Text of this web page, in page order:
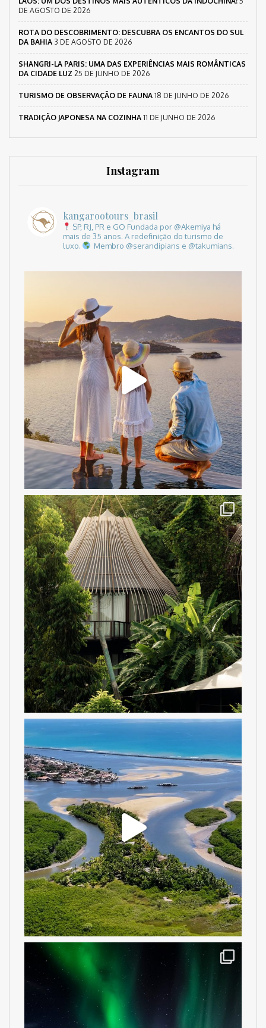
DE AGOSTO DE 2026
ROTA DO DESCOBRIMENTO: DESCUBRA OS ENCANTOS DO SUL
DA BAHIA 3 DE AGOSTO DE 2026
SHANGRI-LA PARIS: UMA DAS EXPERIÊNCIAS MAIS ROMÂNTICAS
DA CIDADE LUZ 25 DE JUNHO DE 2026
TURISMO DE OBSERVAÇÃO DE FAUNA 18 DE JUNHO DE 2026
TRADIÇÃO JAPONESA NA COZINHA 11 DE JUNHO DE 2026
Instagram
kangarootours_brasil
SP, RJ, PR e GO Fundada por @Akemiya há
mais de 35 anos. A redefinição do turismo de
luxo.
Membro @serandipians e @takumians.